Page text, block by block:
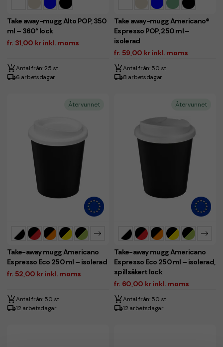
Take away-mugg Alto POP, 350
ml – 360° lock
fr. 31,00 kr inkl. moms
Antal från: 25 st
6 arbetsdagar
Take away-mugg Americano®
Espresso POP, 250 ml –
isolerad
fr. 59,00 kr inkl. moms
Antal från: 50 st
8 arbetsdagar
Återvunnet
Take-away mugg Americano
Espresso Eco 250 ml – isolerad
fr. 52,00 kr inkl. moms
Antal från: 50 st
12 arbetsdagar
Återvunnet
Take-away mugg Americano
Espresso Eco 250 ml – isolerad,
spillsäkert lock
fr. 60,00 kr inkl. moms
Antal från: 50 st
12 arbetsdagar